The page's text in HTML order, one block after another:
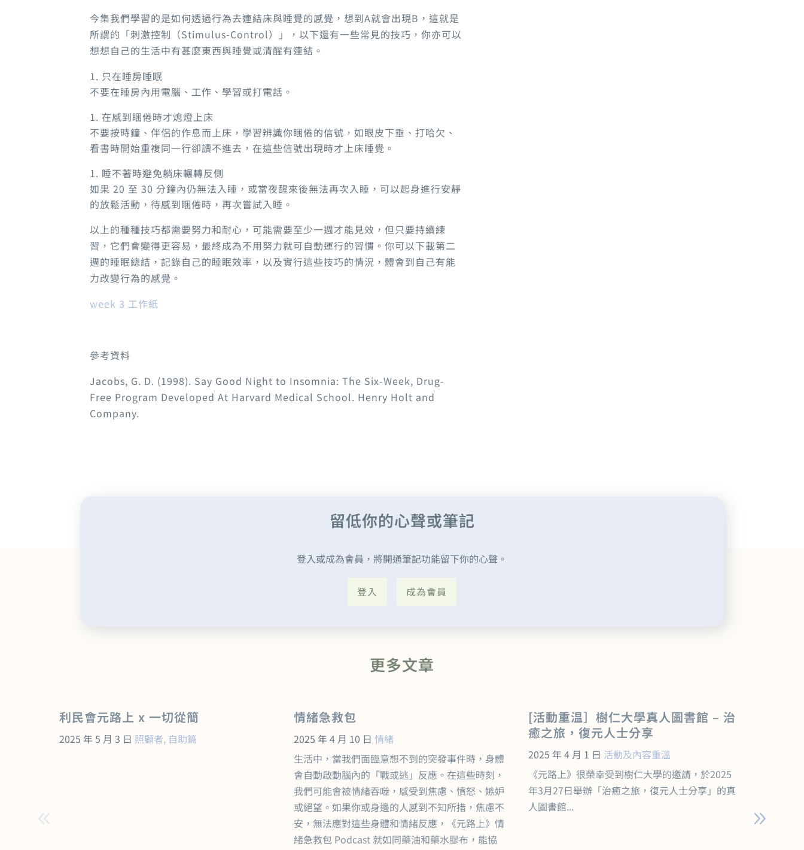
今集我們學習的是如何透過行為去連結床與睡覺的感覺 ， 想到A就會出現B， 這就是
所謂的「刺激控制 （Stimulus-Control）」， 以下還有一些常見的技巧，你亦可以
想想自己的生活中有甚麼東西與睡覺或清醒有連結。
只在睡房睡眠
不要在睡房內用電腦、工作、學習或打電話 。
在感到睏倦時才熄燈上床
不要按時鐘、伴侶的作息而上床 ， 學習辨識你睏倦的信號 ， 如眼皮下垂、打哈欠、
看書時開始重複同一行卻讀不進去，在這些信號出現時才上床睡覺 。
睡不著時避免躺床輾轉反側
如果 20 至 30 分鐘內仍無法入睡 ， 或當夜醒來後無法再次入睡，可以起身進行安靜
的放鬆活動，待感到睏倦時，再次嘗試入睡 。
以上的種種技巧都需要努力和耐心，可能需要至少一週才能見效 ， 但只要持續練
習，它們會變得更容易，最終成為不用努力就可自動運行的習慣 。 你可以下載第二
週的睡眠總結，記錄自己的睡眠效率，以及實行這些技巧的情況，體會到自己有能
力改變行為的感覺 。
week 3 工作紙
參考資料
Jacobs, G. D. (1998). Say Good Night to Insomnia: The Six-Week, Drug-
Free Program Developed At Harvard Medical School. Henry Holt and
Company.
留低你的心聲或筆記
登入或成為會員，將開通筆記功能留下你的心聲。
登入 成為會員
更多文章
利民會元路上 x 一切從簡
2025 年 5 月 3 日 照顧者, 自助篇
情緒急救包
2025 年 4 月 10 日 情緒
生活中，當我們面臨意想不到的突發事件時，身體
會自動啟動腦內的「戰或逃」反應。在這些時刻，
我們可能會被情緒吞噬，感受到焦慮、憤怒、嫉妒
或絕望。如果你或身邊的人感到不知所措，焦慮不
安，無法應對這些身體和情緒反應，《元路上》情
緒急救包 Podcast 就如同藥油和藥水膠布，能協
[活動重温］樹仁大學真人圖書館 – 治
癒之旅，復元人士分享
2025 年 4 月 1 日 活動及內容重溫
《元路上》很榮幸受到樹仁大學的邀請，於2025
年3月27日舉辦「治癒之旅，復元人士分享」的真
人圖書館...
為人類最